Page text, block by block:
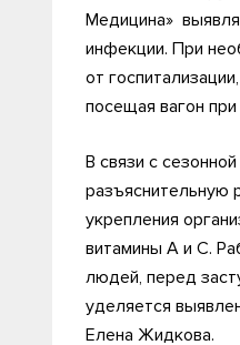
Медицина»
инфекции. При
от
посещая вагон
В связи с
разъяснительную
укрепления
витамины А и С.
людей, перед
уделяется
Елена Жидкова.